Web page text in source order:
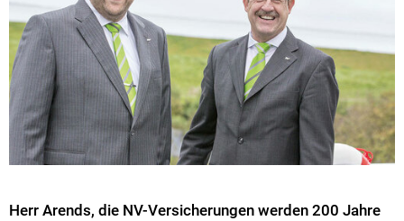
Herr Arends, die NV-Versicherungen werden 200 Jahre